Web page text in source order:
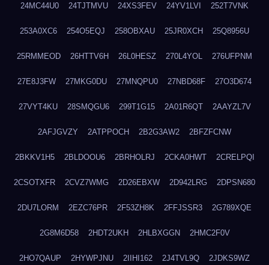
24MC44U0 24TJTMVU 24XS3FEV 24YV1LVI 252T7VNK
253A0XC6 254O5EQJ 258OBXAU 25JR0XCH 25Q8956U
25RMMEOD 26HTTV6H 26L0HESZ 270L4YOL 276UFPNM
27E8J3FW 27MKG0DU 27MNQPU0 27NBD68F 27O3D674
27VYT4KU 28SMQGU6 299T1G15 2A01R6QT 2AAYZL7V
2AFJGVZY 2ATPPOCH 2B2G3AW2 2BFZFCNW
2BKKV1H5 2BLDOOU6 2BRHOLRJ 2CKA0HWT 2CRELPQI
2CSOTXFR 2CVZ7WMG 2D26EBXW 2D942LRG 2DPSN680
2DU7LORM 2EZC76PR 2F53ZH8K 2FFJSSR3 2G789XQE
2G8M6D58 2HDT2UKH 2HLBXGGN 2HMC2F0V
2HO7QAUP 2HYWPJNU 2IIHI162 2J4TVL9Q 2JDKS9WZ